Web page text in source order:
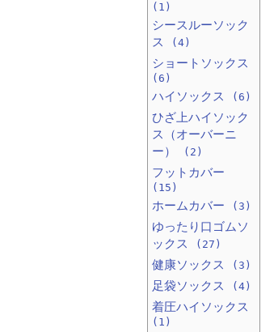
(1)
シースルーソック
ス
(4)
ショートソックス
(6)
ハイソックス (6)
ひざ上ハイソック
ス（オーバーニ
ー）
(2)
フットカバー
(15)
ホームカバー (3)
ゆったり口ゴムソ
ックス
(27)
健康ソックス (3)
足袋ソックス (4)
着圧ハイソックス
(1)